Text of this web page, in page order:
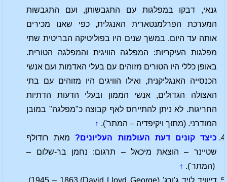
גנאי, דבקו במפלגות עם התגבשותן, ועם התגבשות
המערכת הפרלמנטארית האנגלית, כפי שאנו מכירים
אותה עד היום. במשך שנים היו בפוליטיקה הבריטית שתי
מפלגות העיקריות: המפלגה הוויגית והמפלגה הטורית.
באופן כללי היו הטורים מזוהים עם בעלי האדמות ועם אנשי
הכנסייה האנגליקנית, ואילו הוויגים היו מזוהים עם בתי
האצולה הגדולים, אנשי הממון ובעלי הדעות הדתיות
החריגות. לא ניתן להתייחס לאף קבוצה כ"מפלגה" במובן
המודרני. (מתוך ויקיפדיה – המתר'). ↑
כיצד קונים דעת העולמות העליונים? מאת רודולף
שטיינר – הוצאת מיכאל – תרגום: נחמן בר-שלום –
(המתר'). ↑
דייוויד לויד ג'ורג' (David Lloyd George),‏1863 – 1945),